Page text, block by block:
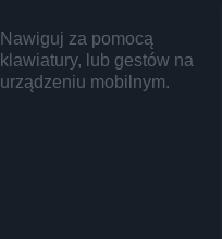
Nawiguj za pomocą
klawiatury, lub gestów na
urządzeniu mobilnym.